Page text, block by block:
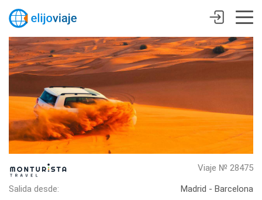
Viaje № 28475
Salida desde:
Madrid - Barcelona